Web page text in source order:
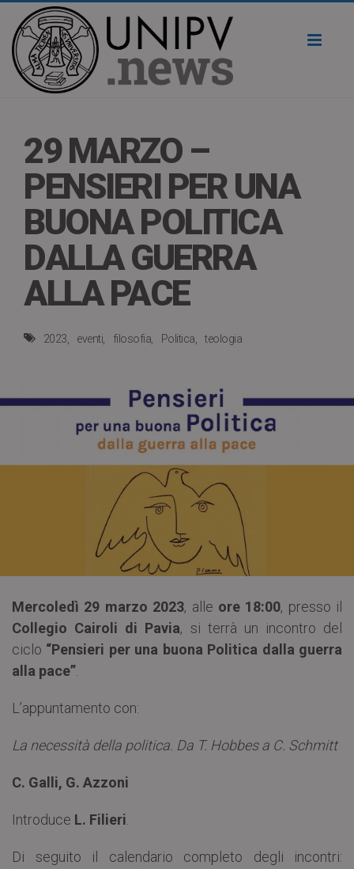
29 MARZO –
PENSIERI PER UNA
BUONA POLITICA
DALLA GUERRA
ALLA PACE
2023 eventi filosofia Politica teologia
Mercoledì 29 marzo 2023, alle ore 18:00, presso il
Collegio Cairoli di Pavia, si terrà un incontro del
ciclo “Pensieri per una buona Politica dalla guerra
alla pace”
L’appuntamento con:
La necessità della politica. Da T. Hobbes a C. Schmitt
C. Galli, G. Azzoni
Introduce L. Filieri
Di seguito il calendario completo degli incontri: